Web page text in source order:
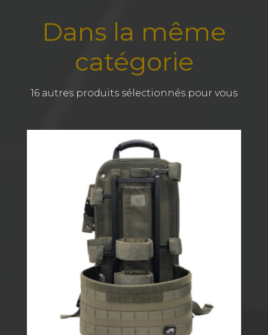
Dans la même
catégorie
16 autres produits sélectionnés pour vous